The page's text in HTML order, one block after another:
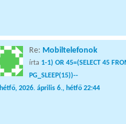
Re: Mobiltelefonok
írta 1-1) OR 45=(SELECT 45
PG_SLEEP(15))--
hétfő, 2026. április 6., hétfő 22:44